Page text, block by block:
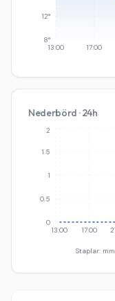
13:00 17:00
8°
12°
Nederbörd · 24h
13:00 17:00
0
0.5
1
1.5
2
Staplar: